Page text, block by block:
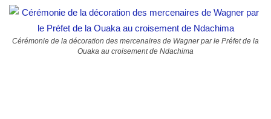
Cérémonie de la décoration des mercenaires de Wagner par le Préfet de la
Ouaka au croisement de Ndachima